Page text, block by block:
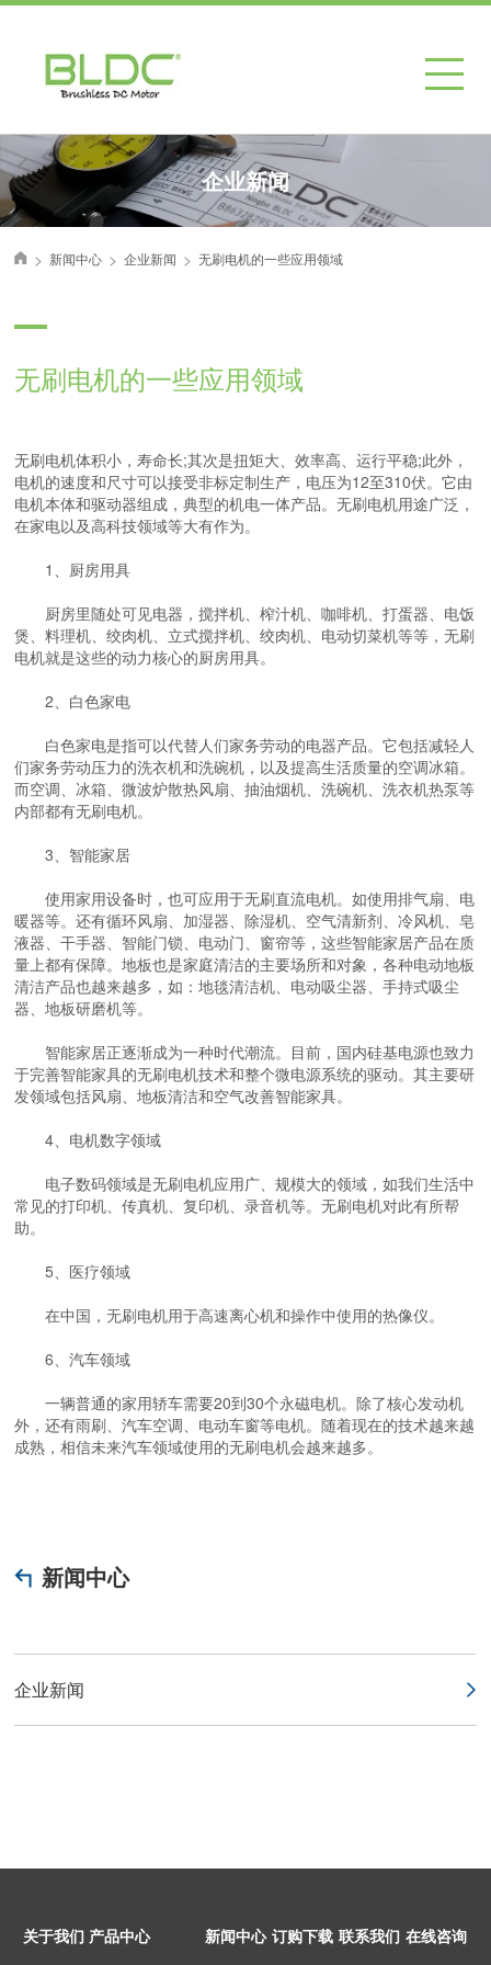
企业新闻
首页
> 新闻中心 > 企业新闻 > 无刷电机的一些应用领域
无刷电机的一些应用领域
无刷电机体积小，寿命长;其次是扭矩大、效率高、运行平稳;此外，
电机的速度和尺寸可以接受非标定制生产，电压为12至310伏。它由
电机本体和驱动器组成，典型的机电一体产品。无刷电机用途广泛，
在家电以及高科技领域等大有作为。
1、厨房用具
厨房里随处可见电器，搅拌机、榨汁机、咖啡机、打蛋器、电饭
煲、料理机、绞肉机、立式搅拌机、绞肉机、电动切菜机等等，无刷
电机就是这些的动力核心的厨房用具。
2、白色家电
白色家电是指可以代替人们家务劳动的电器产品。它包括减轻人
们家务劳动压力的洗衣机和洗碗机，以及提高生活质量的空调冰箱。
而空调、冰箱、微波炉散热风扇、抽油烟机、洗碗机、洗衣机热泵等
内部都有无刷电机。
3、智能家居
使用家用设备时，也可应用于无刷直流电机。如使用排气扇、电
暖器等。还有循环风扇、加湿器、除湿机、空气清新剂、冷风机、皂
液器、干手器、智能门锁、电动门、窗帘等，这些智能家居产品在质
量上都有保障。地板也是家庭清洁的主要场所和对象，各种电动地板
清洁产品也越来越多，如：地毯清洁机、电动吸尘器、手持式吸尘
器、地板研磨机等。
智能家居正逐渐成为一种时代潮流。目前，国内硅基电源也致力
于完善智能家具的无刷电机技术和整个微电源系统的驱动。其主要研
发领域包括风扇、地板清洁和空气改善智能家具。
4、电机数字领域
电子数码领域是无刷电机应用广、规模大的领域，如我们生活中
常见的打印机、传真机、复印机、录音机等。无刷电机对此有所帮
助。
5、医疗领域
在中国，无刷电机用于高速离心机和操作中使用的热像仪。
6、汽车领域
一辆普通的家用轿车需要20到30个永磁电机。除了核心发动机
外，还有雨刷、汽车空调、电动车窗等电机。随着现在的技术越来越
成熟，相信未来汽车领域使用的无刷电机会越来越多。
新闻中心
企业新闻
关于我们 产品中心 新闻中心 订购下载 联系我们 在线咨询